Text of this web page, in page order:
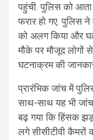
पहुंची. पुलिस को
फरार हो गए. पुलिस ने
को अलग किया और
मौके पर मौजूद लोगों
घटनाक्रम की
प्रारंभिक जांच में
साथ-साथ यह भी जांच
बढ़ गया कि हिंसक
लगे सीसीटीवी कैमरों